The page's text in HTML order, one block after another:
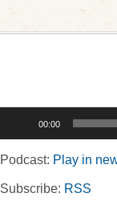
Rubriken
00:00
Podcast: Play in
Subscribe: RSS